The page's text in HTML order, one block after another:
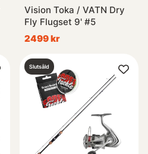
Vision Toka / VATN Dry
Fly Flugset 9' #5
2499 kr
Slutsåld